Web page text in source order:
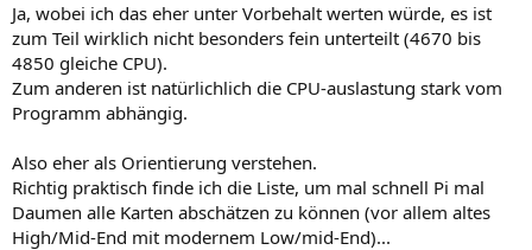
Ja, wobei ich das eher unter Vorbehalt werten würde, es ist
zum Teil wirklich nicht besonders fein unterteilt (4670 bis
4850 gleiche CPU).
Zum anderen ist natürlichlich die CPU-auslastung stark vom
Programm abhängig.
Also eher als Orientierung verstehen.
Richtig praktisch finde ich die Liste, um mal schnell Pi mal
Daumen alle Karten abschätzen zu können (vor allem altes
High/Mid-End mit modernem Low/mid-End)...